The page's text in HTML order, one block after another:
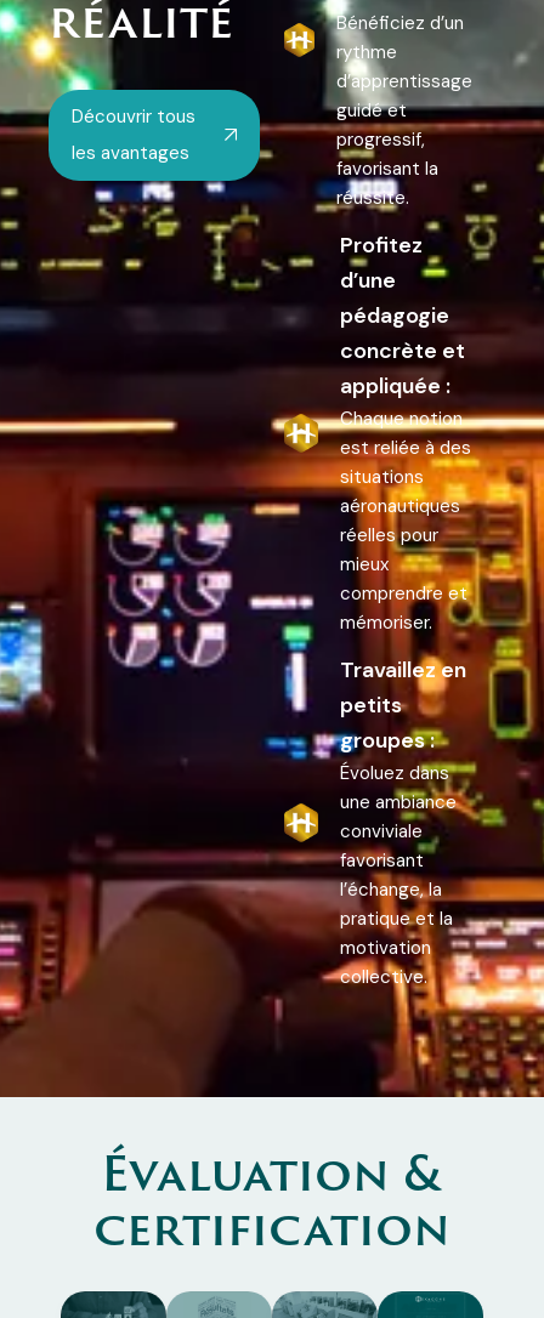
réalité
Découvrir tous
les avantages
Bénéficiez d’un
rythme
d’apprentissage
guidé et
progressif,
favorisant la
réussite.
Profitez
d’une
pédagogie
concrète et
appliquée :
Chaque notion
est reliée à des
situations
aéronautiques
réelles pour
mieux
comprendre et
mémoriser.
Travaillez en
petits
groupes :
Évoluez dans
une ambiance
conviviale
favorisant
l’échange, la
pratique et la
motivation
collective.
Évaluation &
certification